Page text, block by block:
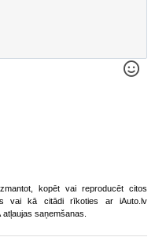
kopēt vai reproducēt citos
vai kā citādi rīkoties ar iAuto.lv
saņemšanas.